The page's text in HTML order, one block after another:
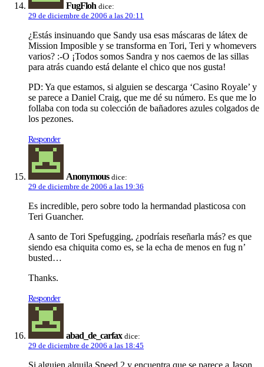
FugFloh dice:
29 de diciembre de 2006 a las 20:11
¿Estás insinuando que Sandy usa esas máscaras de látex de
Mission Imposible y se transforma en Tori, Teri y whomevers
varios? :-O ¡Todos somos Sandra y nos caemos de las sillas
para atrás cuando está delante el chico que nos gusta!
PD: Ya que estamos, si alguien se descarga ‘Casino Royale’ y
se parece a Daniel Craig, que me dé su número. Es que me lo
follaba con toda su colección de bañadores azules colgados de
los pezones.
Responder
Anonymous dice:
29 de diciembre de 2006 a las 19:36
Es incredible, pero sobre todo la hermandad plasticosa con
Teri Guancher.
A santo de Tori Spefugging, ¿podríais reseñarla más? es que
siendo esa chiquita como es, se la echa de menos en fug n’
busted…
Thanks.
Responder
abad_de_carfax dice:
29 de diciembre de 2006 a las 18:45